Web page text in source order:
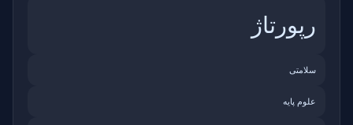
رپورتاژ
سلامتی
علوم پایه